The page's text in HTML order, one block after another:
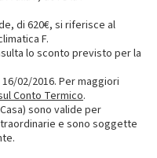
di 620€, si riferisce al
F.
lo sconto previsto per la
02/2016. Per maggiori
Conto Termico.
sono valide per
e sono soggette